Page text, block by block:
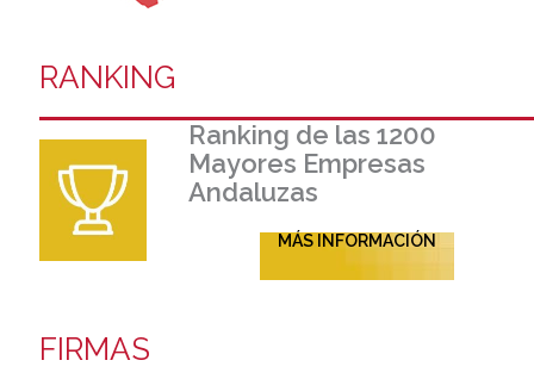
RANKING
Ranking de las 1200
Mayores Empresas
Andaluzas
MÁS INFORMACIÓN
FIRMAS